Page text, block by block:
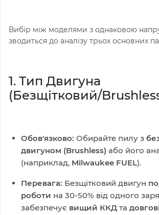
Вибір між моделями з однаковою
зводиться до аналізу трьох основних
1. Тип Двигуна
(Безщітковий/
Обов'язково: Обирайте пилу з
двигуном (Brushless) або його
(наприклад, Milwaukee FUEL).
Перевага: Безщітковий двигун
роботи на 30-50% від одного
забезпечує вищий ККД та